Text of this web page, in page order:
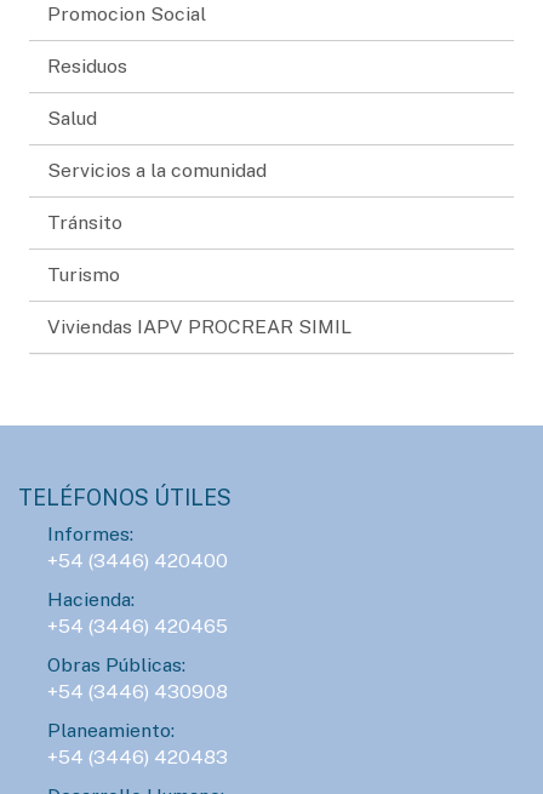
Promocion Social
Residuos
Salud
Servicios a la comunidad
Tránsito
Turismo
Viviendas IAPV PROCREAR SIMIL
TELÉFONOS ÚTILES
Informes:
+54 (3446) 420400
Hacienda:
+54 (3446) 420465
Obras Públicas:
+54 (3446) 430908
Planeamiento:
+54 (3446) 420483